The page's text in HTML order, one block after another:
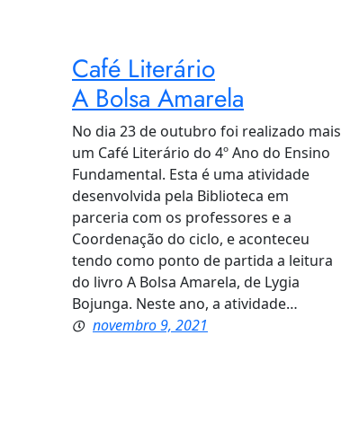
Café Literário
A Bolsa Amarela
No dia 23 de outubro foi realizado mais
um Café Literário do 4º Ano do Ensino
Fundamental. Esta é uma atividade
desenvolvida pela Biblioteca em
parceria com os professores e a
Coordenação do ciclo, e aconteceu
tendo como ponto de partida a leitura
do livro A Bolsa Amarela, de Lygia
Bojunga. Neste ano, a atividade…
novembro 9, 2021